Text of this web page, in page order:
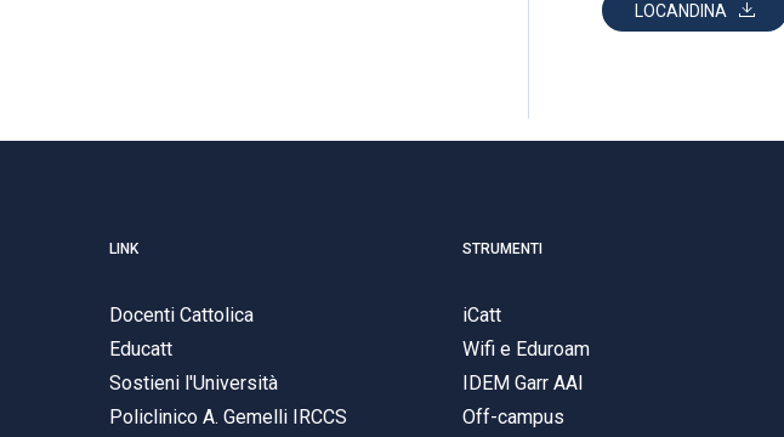
LOCANDINA
LINK
Docenti Cattolica
Educatt
Sostieni l'Università
Policlinico A. Gemelli IRCCS
STRUMENTI
iCatt
Wifi e Eduroam
IDEM Garr AAI
Off-campus